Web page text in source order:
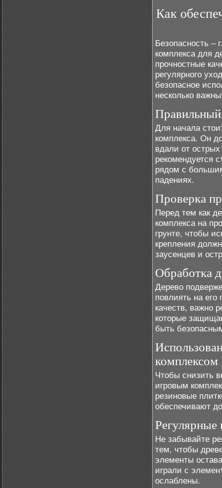
Как
Безопасность –
комплекса для
прочностные
регулярного
безопасное
несколько
Правильный
Для начала
комплекса. Он
вдали от
рекомендуется
рядом с
падениях.
Проверка
Перед тем как
комплекса на
грунте, чтобы
крепления
заусенцев и
Обработка
Дерево
повлиять на его
качеств, важно
которые
быть
комплексом
Чтобы снизить
игровым
резиновые
обеспечивают
Регулярные
Не забывайте
тем, чтобы
элементы
играли с
ослаблены.